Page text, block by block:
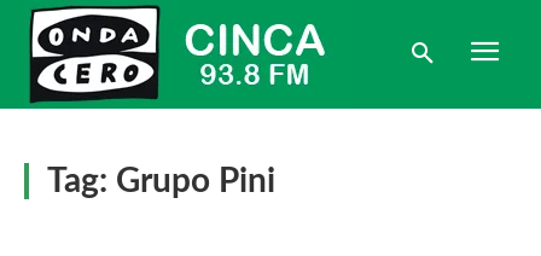
Tag: Grupo Pini